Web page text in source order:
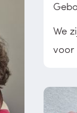
We
voor